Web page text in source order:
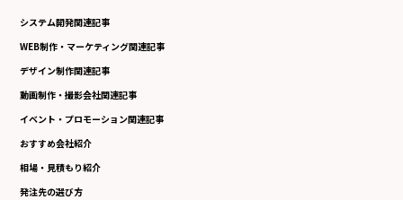
システム開発関連記事
WEB制作・マーケティング関連記事
デザイン制作関連記事
動画制作・撮影会社関連記事
イベント・プロモーション関連記事
おすすめ会社紹介
相場・見積もり紹介
発注先の選び方